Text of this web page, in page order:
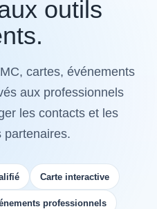
outils
cartes, événements
aux professionnels
les contacts et les
partenaires.
Carte interactive
professionnels